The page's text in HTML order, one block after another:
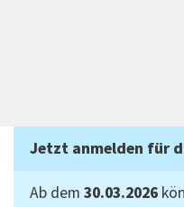
Jetzt anmelden für
Ab dem 30.03.2026